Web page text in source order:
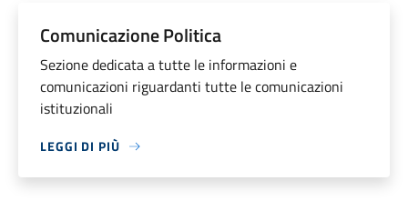
Comunicazione Politica
Sezione dedicata a tutte le informazioni e
comunicazioni riguardanti tutte le comunicazioni
istituzionali
LEGGI DI PIÙ